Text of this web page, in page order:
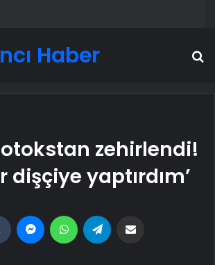
Haber
zehirlendi!
dişçiye yaptırdım’
Tumblr MessengerWhatsApp